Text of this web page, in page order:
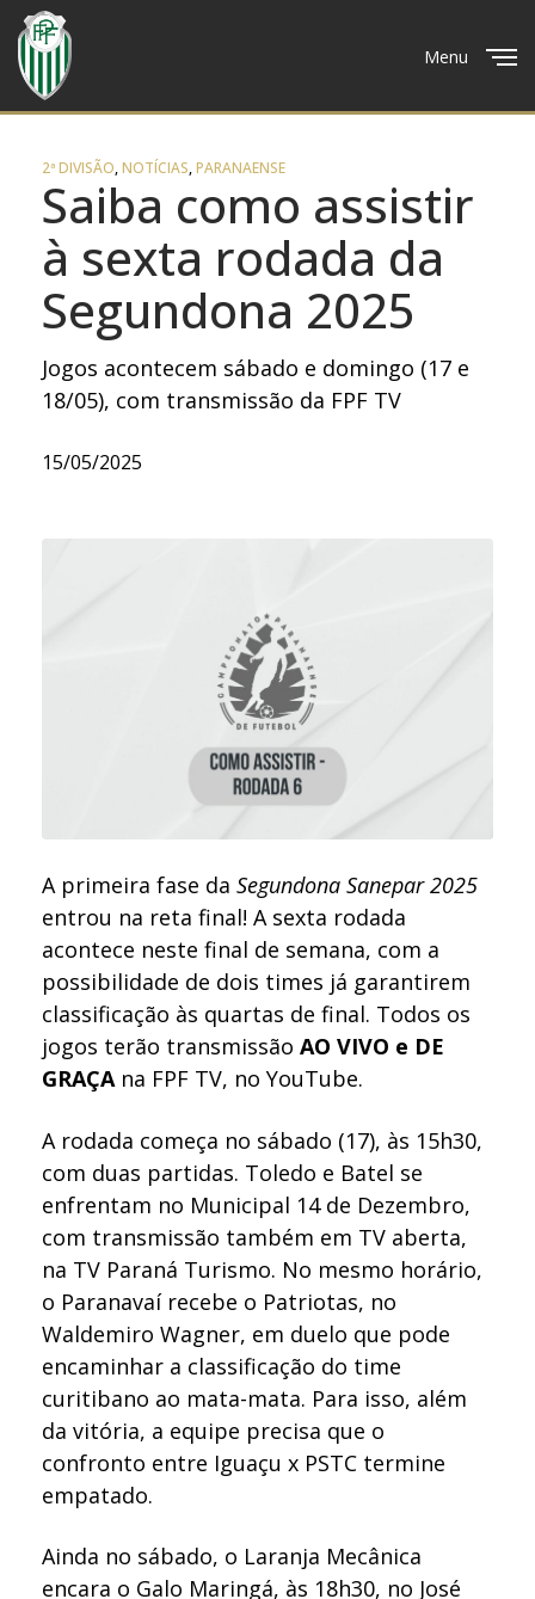
Menu
2ª DIVISÃO,NOTÍCIAS,PARANAENSE
Saiba como assistir
à sexta rodada da
Segundona 2025
Jogos acontecem sábado e domingo (17 e
18/05), com transmissão da FPF TV
15/05/2025
A primeira fase daSegundona Sanepar 2025
entrou na reta final! A sexta rodada
acontece neste final de semana, com a
possibilidade de dois times já garantirem
classificação às quartas de final. Todos os
jogos terão transmissãoAO VIVO e DE
GRAÇA na FPF TV, no YouTube.
A rodada começa no sábado (17), às 15h30,
com duas partidas. Toledo e Batel se
enfrentam no Municipal 14 de Dezembro,
com transmissão também em TV aberta,
na TV Paraná Turismo. No mesmo horário,
o Paranavaí recebe o Patriotas, no
Waldemiro Wagner, em duelo que pode
encaminhar a classificação do time
curitibano ao mata-mata. Para isso, além
da vitória, a equipe precisa que o
confronto entre Iguaçu x PSTC termine
empatado.
Ainda no sábado, o Laranja Mecânica
encara o Galo Maringá, às 18h30, no José